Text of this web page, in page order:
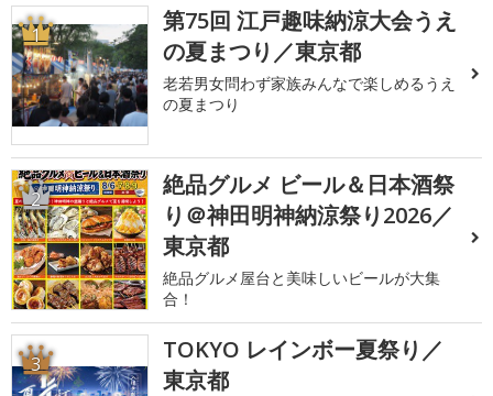
1
第75回 江戸趣味納涼大会うえ
の夏まつり／東京都
老若男女問わず家族みんなで楽しめるうえ
の夏まつり
2
絶品グルメ ビール＆日本酒祭
り＠神田明神納涼祭り2026／
東京都
絶品グルメ屋台と美味しいビールが大集
合！
3
TOKYO レインボー夏祭り／
東京都